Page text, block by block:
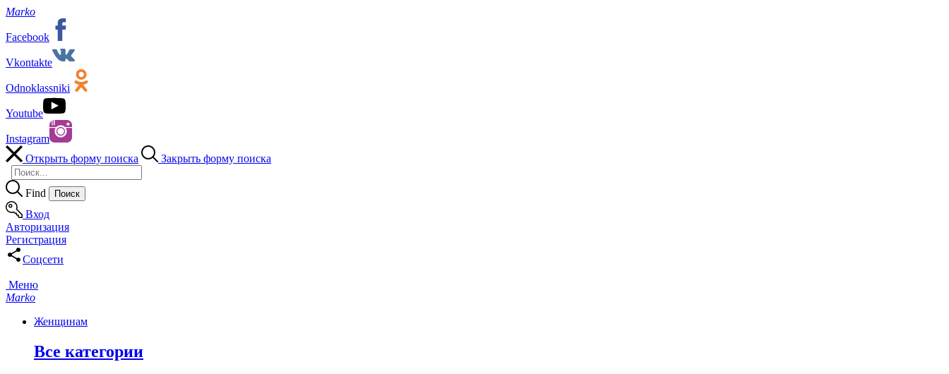
Marko
Facebook
Vkontakte
Odnoklassniki
Youtube
Instagram
Открыть форму поиска
Закрыть форму поиска
Find
Вход
Авторизация
Регистрация
Соцсети
Меню
Marko
Женщинам
Все категории